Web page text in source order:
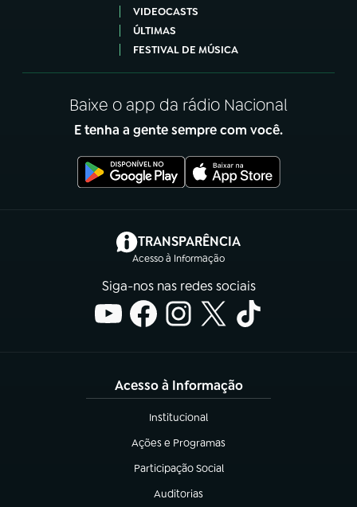
VIDEOCASTS
ÚLTIMAS
FESTIVAL DE MÚSICA
Baixe o app da rádio Nacional
E tenha a gente sempre com você.
TRANSPARÊNCIA
Acesso à Informação
(abre em nova aba)
Siga-nos nas redes sociais
Acesso à Informação
Institucional
(abre em nova aba)
Ações e Programas
(abre em nova aba)
Participação Social
(abre em nova aba)
Auditorias
(abre em nova aba)